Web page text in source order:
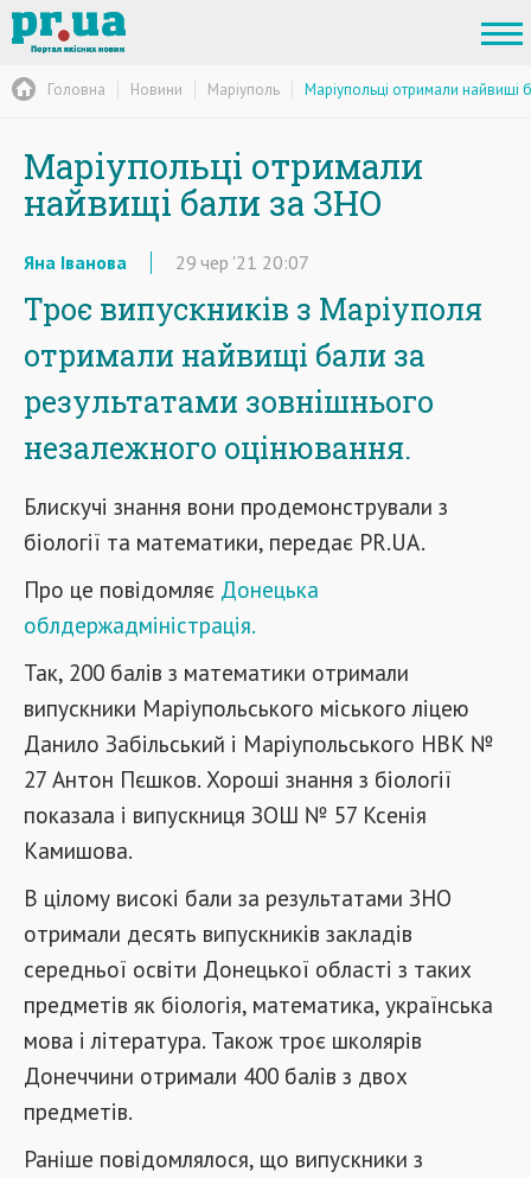
Головна Новини Маріуполь Маріупольці отримали найвищі
Маріупольці отримали
найвищі бали за ЗНО
Яна Іванова 29 чер '21 20:07
Троє випускників з Маріуполя
отримали найвищі бали за
результатами зовнішнього
незалежного оцінювання.
Блискучі знання вони продемонстрували з
біології та математики, передає PR.UA.
Про це повідомляє Донецька
облдержадміністрація.
Так, 200 балів з математики отримали
випускники Маріупольського міського ліцею
Данило Забільський і Маріупольського НВК №
27 Антон Пєшков. Хороші знання з біології
показала і випускниця ЗОШ № 57 Ксенія
Камишова.
В цілому високі бали за результатами ЗНО
отримали десять випускників закладів
середньої освіти Донецької області з таких
предметів як біологія, математика, українська
мова і література. Також троє школярів
Донеччини отримали 400 балів з двох
предметів.
Раніше повідомлялося, що випускники з